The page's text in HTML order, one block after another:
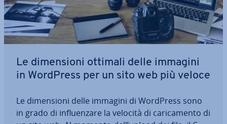
Le di­men­sio­ni ottimali delle immagini
in WordPress per un sito web più veloce
Le di­men­sio­ni delle immagini di WordPress sono
in grado di in­fluen­za­re la velocità di ca­ri­ca­men­to di